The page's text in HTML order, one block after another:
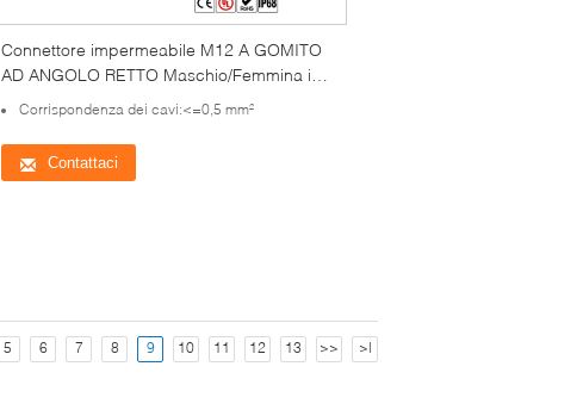
Connettore impermeabile M12 A GOMITO
AD ANGOLO RETTO Maschio/Femmina in
rame 6A per applicazioni a microonde
Corrispondenza dei cavi:<=0,5 mm²
Contattaci
5 6 7 8 9 10 11 12 13 >> >|